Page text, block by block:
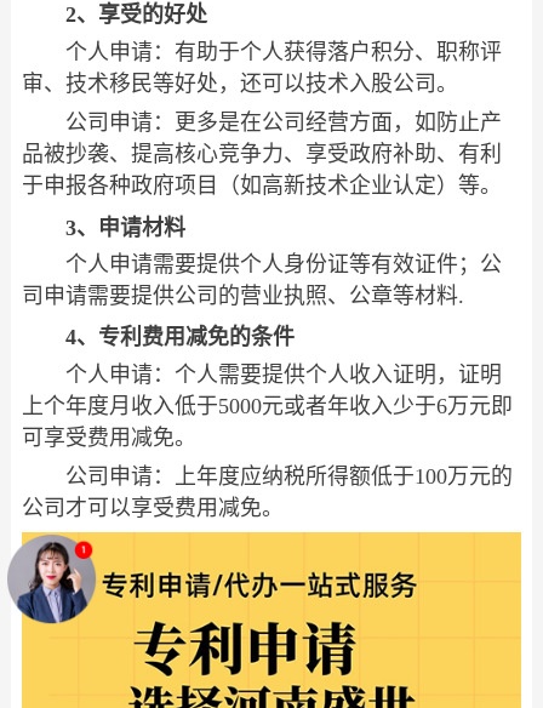
2、享受的好处
个人申请：有助于个人获得落户积分、职称评
审、技术移民等好处，还可以技术入股公司。
公司申请：更多是在公司经营方面，如防止产
品被抄袭、提高核心竞争力、享受政府补助、有利
于申报各种政府项目（如高新技术企业认定）等。
3、申请材料
个人申请需要提供个人身份证等有效证件；公
司申请需要提供公司的营业执照、公章等材料.
4、专利费用减免的条件
个人申请：个人需要提供个人收入证明，证明
上个年度月收入低于5000元或者年收入少于6万元即
可享受费用减免。
公司申请：上年度应纳税所得额低于100万元的
公司才可以享受费用减免。